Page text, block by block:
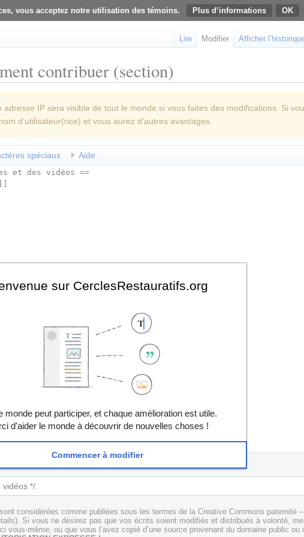
vous acceptez notre utilisation des témoins. Plus d’informations
contribuer (section)
adresse IP sera visible de tout le monde si vous faites des modifications. Si
d’utilisateur(rice) et vous aurez d’autres avantages.
spéciaux Aide
considérées comme publiées sous les termes de la Creative Commons paternité
Si vous ne désirez pas que vos écrits soient modifiés et distribués à volonté,
même, ou que vous l’avez copié d’une source provenant du domaine public ou
Non connecté
Lire Modifier Afficher
sur CerclesRestauratifs.org
monde peut participer, et chaque amélioration est utile.
d'aider le monde à découvrir de nouvelles choses !
Commencer à modifier